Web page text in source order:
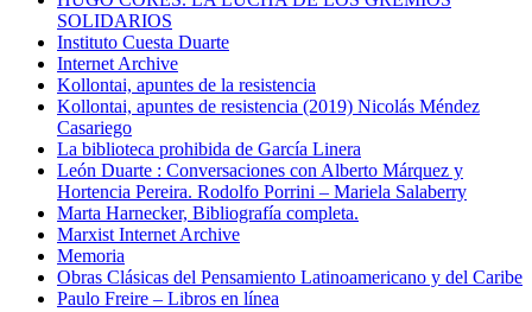
SOLIDARIOS
Instituto Cuesta Duarte
Internet Archive
Kollontai, apuntes de la resistencia
Kollontai, apuntes de resistencia (2019) Nicolás Méndez
Casariego
La biblioteca prohibida de García Linera
León Duarte : Conversaciones con Alberto Márquez y
Hortencia Pereira. Rodolfo Porrini – Mariela Salaberry
Marta Harnecker, Bibliografía completa.
Marxist Internet Archive
Memoria
Obras Clásicas del Pensamiento Latinoamericano y del Caribe
Paulo Freire – Libros en línea